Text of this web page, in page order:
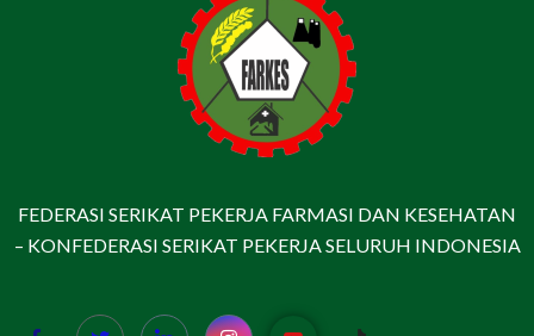
FEDERASI SERIKAT PEKERJA FARMASI DAN KESEHATAN
– KONFEDERASI SERIKAT PEKERJA SELURUH INDONESIA